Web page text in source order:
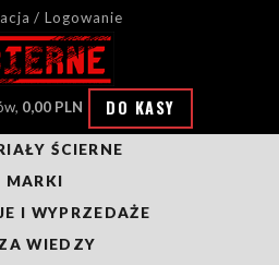
/ Logowanie
0,00 PLN DO KASY
ŚCIERNE
MARKI
I WYPRZEDAŻE
WIEDZY